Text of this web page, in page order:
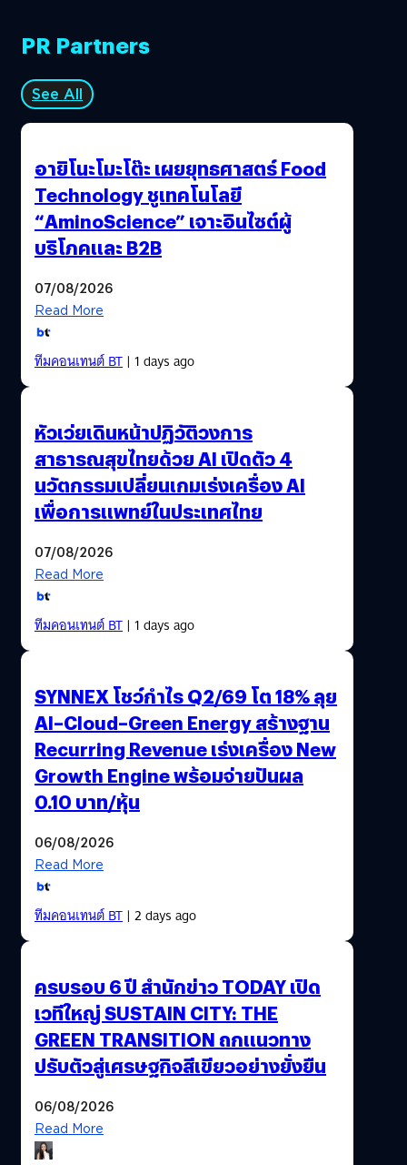
PR Partners
See All
อายิโนะโมะโต๊ะ เผยยุทธศาสตร์ Food
Technology ชูเทคโนโลยี
“AminoScience” เจาะอินไซต์ผู้
บริโภคและ B2B
07/08/2026
Read More
ทีมคอนเทนต์ BT| 1 days ago
หัวเว่ยเดินหน้าปฏิวัติวงการ
สาธารณสุขไทยด้วย AI เปิดตัว 4
นวัตกรรมเปลี่ยนเกมเร่งเครื่อง AI
เพื่อการแพทย์ในประเทศไทย
07/08/2026
Read More
ทีมคอนเทนต์ BT| 1 days ago
SYNNEX โชว์กำไร Q2/69 โต 18% ลุย
AI–Cloud–Green Energy สร้างฐาน
Recurring Revenue เร่งเครื่อง New
Growth Engine พร้อมจ่ายปันผล
0.10 บาท/หุ้น
06/08/2026
Read More
ทีมคอนเทนต์ BT| 2 days ago
ครบรอบ 6 ปี สำนักข่าว TODAY เปิด
เวทีใหญ่ SUSTAIN CITY: THE
GREEN TRANSITION ถกแนวทาง
ปรับตัวสู่เศรษฐกิจสีเขียวอย่างยั่งยืน
06/08/2026
Read More